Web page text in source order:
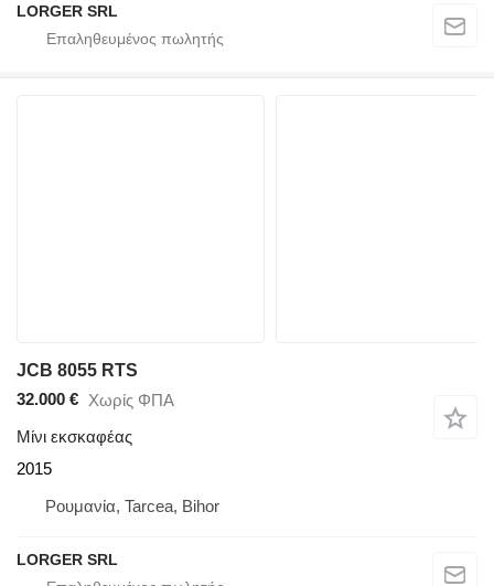
LORGER SRL
JCB 8055 RTS
32.000 € Χωρίς ΦΠΑ
Μίνι εκσκαφέας
2015
Ρουμανία, Tarcea, Bihor
LORGER SRL